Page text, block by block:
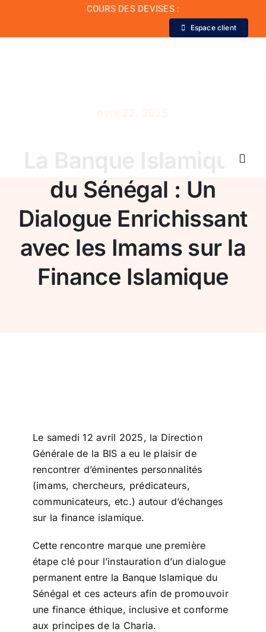
contenu
COURS DES DEVISES :
Espace client
La Banque
Actualité
Conseil de conformité
Carrière
La Banque Islamique
du Sénégal : Un
Dialogue Enrichissant
avec les Imams sur la
Finance Islamique
Le samedi 12 avril 2025, la Direction
Générale de la BIS a eu le plaisir de
rencontrer d’éminentes personnalités
(imams, chercheurs, prédicateurs,
communicateurs, etc.) autour d’échanges
sur la finance islamique.
Cette rencontre marque une première
étape clé pour l’instauration d’un dialogue
permanent entre la Banque Islamique du
Sénégal et ces acteurs afin de promouvoir
une finance éthique, inclusive et conforme
aux principes de la Charia.